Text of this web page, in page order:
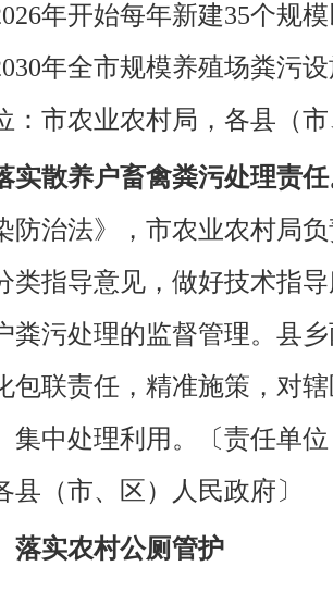
年开始每年新建35个规
年全市规模养殖场粪污
：市农业农村局，各县（
实散养户畜禽粪污处理责
防治法》，市农业农村局
类指导意见，做好技术指
粪污处理的监督管理。县
包联责任，精准施策，对
集中处理利用。〔责任单
县（市、区）人民政府〕
落实农村公厕管护